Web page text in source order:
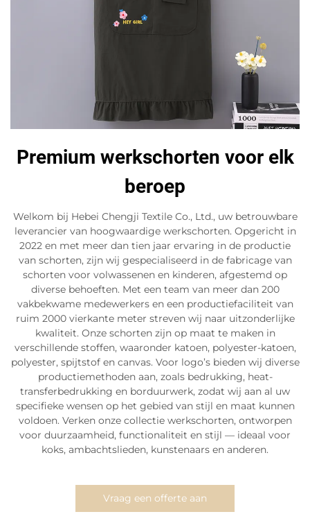
Premium werkschorten voor elk
beroep
Welkom bij Hebei Chengji Textile Co., Ltd., uw betrouwbare
leverancier van hoogwaardige werkschorten. Opgericht in
2022 en met meer dan tien jaar ervaring in de productie
van schorten, zijn wij gespecialiseerd in de fabricage van
schorten voor volwassenen en kinderen, afgestemd op
diverse behoeften. Met een team van meer dan 200
vakbekwame medewerkers en een productiefaciliteit van
ruim 2000 vierkante meter streven wij naar uitzonderlijke
kwaliteit. Onze schorten zijn op maat te maken in
verschillende stoffen, waaronder katoen, polyester-katoen,
polyester, spijtstof en canvas. Voor logo’s bieden wij diverse
productiemethoden aan, zoals bedrukking, heat-
transferbedrukking en borduurwerk, zodat wij aan al uw
specifieke wensen op het gebied van stijl en maat kunnen
voldoen. Verken onze collectie werkschorten, ontworpen
voor duurzaamheid, functionaliteit en stijl — ideaal voor
koks, ambachtslieden, kunstenaars en anderen.
Vraag een offerte aan